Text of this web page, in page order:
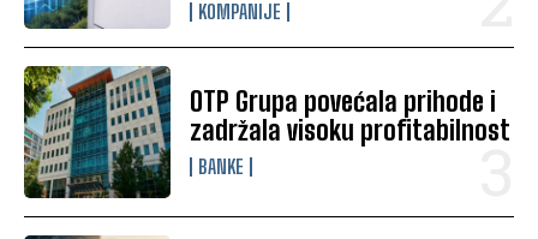
KOMPANIJE
OTP Grupa povećala prihode i
zadržala visoku profitabilnost
BANKE